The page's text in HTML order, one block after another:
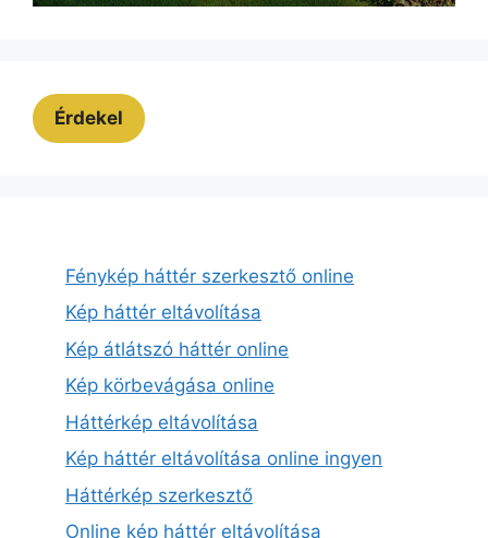
Érdekel
Fénykép háttér szerkesztő online
Kép háttér eltávolítása
Kép átlátszó háttér online
Kép körbevágása online
Háttérkép eltávolítása
Kép háttér eltávolítása online ingyen
Háttérkép szerkesztő
Online kép háttér eltávolítása